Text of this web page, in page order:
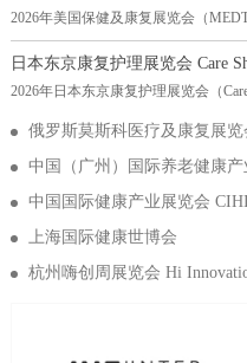
2026年美国保健及康复展览会（
月04日，展会地点：美国-亚利桑那州
斯会议中心，主办方：Emerald
积：20000平米，参展观众：25689人
Medtrade是美国最大的家庭医疗设备
医疗保健展览会的
日本东京康复护理展览会 Care
2026年日本东京康复护理展览会（
东京有明国际会展中心，主办方：英
面积：20000平米，参展观众：
东京康复护理展览会 Care Show
会
俄罗斯莫斯科医疗及康复展览
中国（广州）国际养老健康产
中国国际健康产业展览会
上海国际健康世博会
杭州嗨创周展览会 Hi